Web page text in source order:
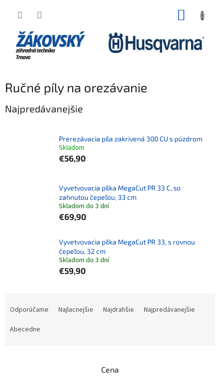
Ručné píly na orezávanie
Najpredávanejšie
Prerezávacia píla zakrivená 300 CU s púzdrom
Skladom
€56,90
Vyvetvovacia pílka MegaCut PR 33 C, so
zahnutou čepeľou, 33 cm
Skladom do 3 dní
€69,90
Vyvetvovacia pílka MegaCut PR 33, s rovnou
čepeľou, 32 cm
Skladom do 3 dní
€59,90
Odporúčame Najlacnejšie Najdrahšie
Najpredávanejšie
Abecedne
Cena